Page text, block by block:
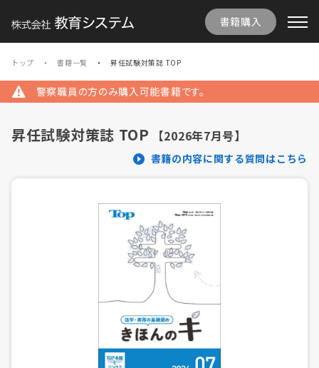
書籍購入
トップ 書籍一覧 昇任試験対策誌 TOP
警察職員の方のみ購入可能書籍です。
昇任試験対策誌 TOP 【2026年7月号】
書籍の内容に関する質問はこちら